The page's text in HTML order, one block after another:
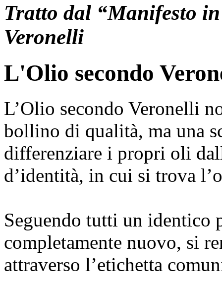
Tratto dal “Manifesto
Veronelli
L'Olio secondo
L’Olio secondo Veronelli
bollino di qualità, ma una
differenziare i propri oli
d’identità, in cui si trova
Seguendo tutti un identico
completamente nuovo, si
attraverso l’etichetta